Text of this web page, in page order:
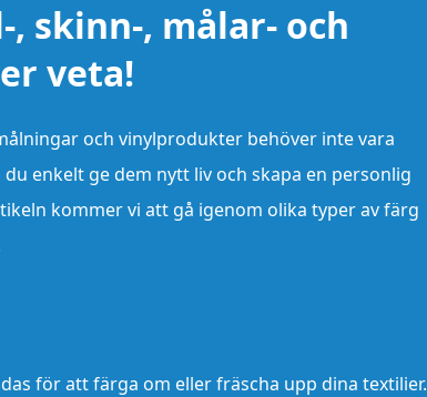
skinn-, målar- och
veta!
och vinylprodukter behöver inte vara
enkelt ge dem nytt liv och skapa en personlig
kommer vi att gå igenom olika typer av färg
för att färga om eller fräscha upp dina textilier.